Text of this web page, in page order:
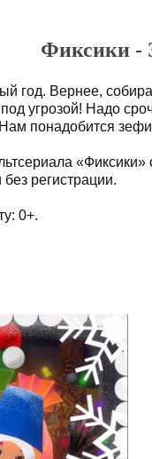
Фиксики -
год. Вернее,
угрозой! Надо
понадобится
регистрации.
0+.